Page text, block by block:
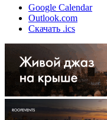
Google Calendar
Outlook.com
Скачать .ics